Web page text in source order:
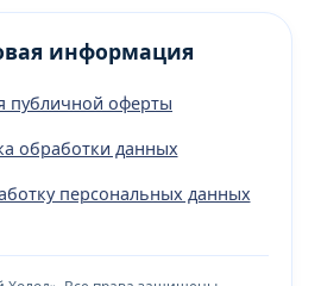
информация
публичной оферты
обработки данных
персональных данных